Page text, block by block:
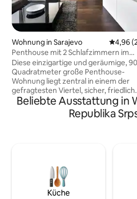
Wohnung in Sarajevo
4,96
Penthouse mit 2 Schlafzimmern im
Stadtzentrum, kostenlose Parkplätze
Diese einzigartige und geräumige, 90
Quadratmeter große Penthouse-
Wohnung liegt zentral in einem der
gefragtesten Viertel, sicher, friedlich
und 10 Minuten/800 m zu Fuß vom
Herzen von Sarajevo entfernt. Es
verfügt über 2 Schlafzimmer, ein
angenehm zu machen. Neu renoviert,
schick und mit herrlichem Blick auf die
kannst du kostenfreies WLAN, TV,
Beliebte Ausstattung in
Republika
Küche